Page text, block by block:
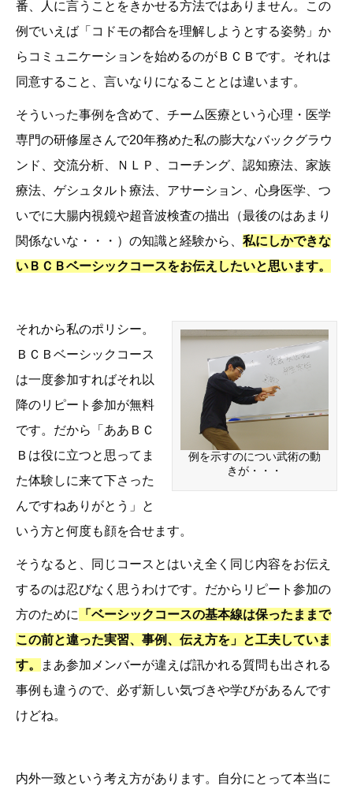
番、人に言うことをきかせる方法ではありません。この
例でいえば「コドモの都合を理解しようとする姿勢」か
らコミュニケーションを始めるのがＢＣＢです。それは
同意すること、言いなりになることとは違います。
そういった事例を含めて、チーム医療という心理・医学
専門の研修屋さんで20年務めた私の膨大なバックグラウ
ンド、交流分析、ＮＬＰ、コーチング、認知療法、家族
療法、ゲシュタルト療法、アサーション、心身医学、つ
いでに大腸内視鏡や超音波検査の描出（最後のはあまり
関係ないな・・・）の知識と経験から、 私にしかできな
いＢＣＢベーシックコースをお伝えしたいと思います。
例を示すのについ武術の動
きが・・・
それから私のポリシー。
ＢＣＢベーシックコース
は一度参加すればそれ以
降のリピート参加が無料
です。だから「ああＢＣ
Ｂは役に立つと思ってま
た体験しに来て下さった
んですねありがとう」と
いう方と何度も顔を合せます。
そうなると、同じコースとはいえ全く同じ内容をお伝え
するのは忍びなく思うわけです。だからリピート参加の
方のために
「ベーシックコースの基本線は保ったままで
この前と違った実習、事例、伝え方を」と工夫していま
す。
まあ参加メンバーが違えば訊かれる質問も出される
事例も違うので、必ず新しい気づきや学びがあるんです
けどね。
内外一致という考え方があります。自分にとって本当に